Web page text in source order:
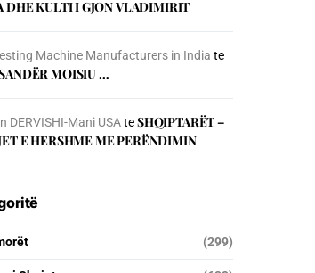
DHE KULTI I GJON VLADIMIRIT
Machine Manufacturers in India te
MOISIU …
DERVISHI-Mani USAteSHQIPTARËT –
E HERSHME ME PERËNDIMIN
(299)